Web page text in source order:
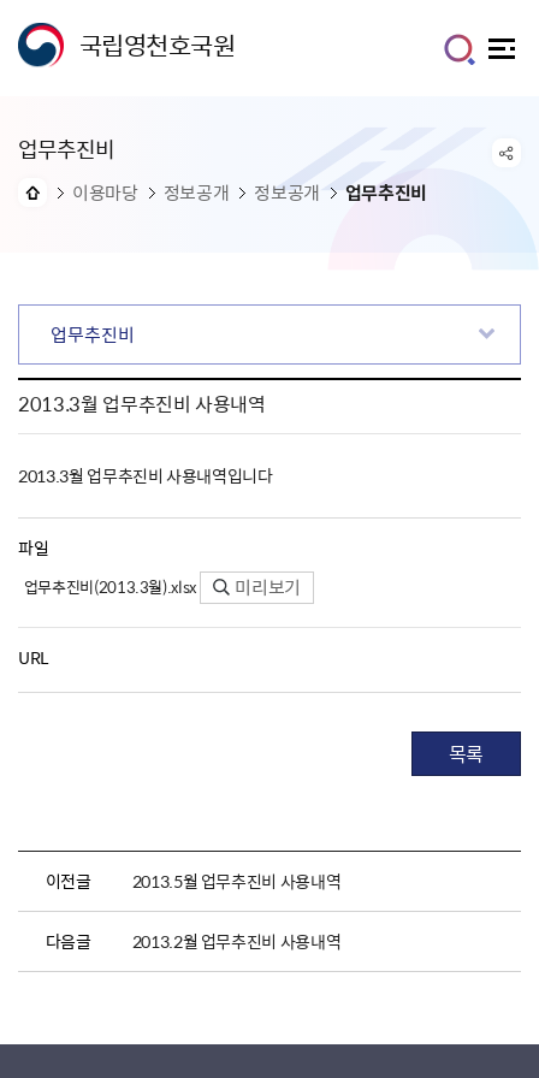
국립영천호국원
업무추진비
이용마당 정보공개 정보공개 업무추진비
업무추진비
2013.3월 업무추진비 사용내역
2013.3월 업무추진비 사용내역입니다
파일
업무추진비(2013.3월).xlsx 미리보기
URL
목록
이전글 2013.5월 업무추진비 사용내역
다음글 2013.2월 업무추진비 사용내역